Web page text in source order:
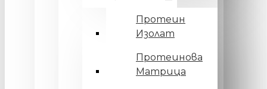
Протеин
Изолат
Протеинова
Матрица